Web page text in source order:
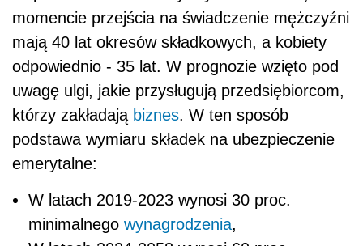
momencie przejścia na świadczenie mężczyźni
mają 40 lat okresów składkowych, a kobiety
odpowiednio - 35 lat. W prognozie wzięto pod
uwagę ulgi, jakie przysługują przedsiębiorcom,
którzy zakładają biznes. W ten sposób
podstawa wymiaru składek na ubezpieczenie
emerytalne:
W latach 2019-2023 wynosi 30 proc.
minimalnego wynagrodzenia,